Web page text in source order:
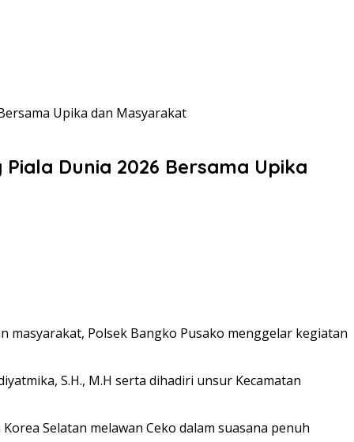
Upika dan Masyarakat
Dunia 2026 Bersama Upika
Polsek Bangko Pusako menggelar kegiatan
S.H., M.H serta dihadiri unsur Kecamatan
Selatan melawan Ceko dalam suasana penuh